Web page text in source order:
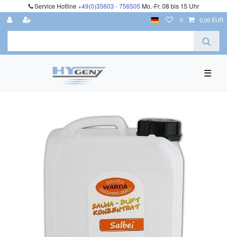
Service Hotline +49(0)35603 - 756505 Mo.-Fr. 08 bis 15 Uhr
0 0,00 EUR
☰